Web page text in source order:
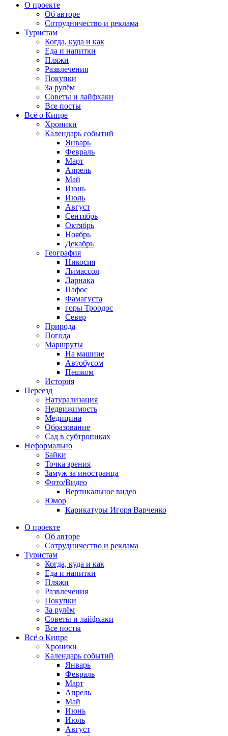
О проекте
Об авторе
Сотрудничество и реклама
Туристам
Когда, куда и как
Еда и напитки
Пляжи
Развлечения
Покупки
За рулём
Советы и лайфхаки
Все посты
Всё о Кипре
Хроники
Календарь событий
Январь
Февраль
Март
Апрель
Май
Июнь
Июль
Август
Сентябрь
Октябрь
Ноябрь
Декабрь
География
Никосия
Лимассол
Ларнака
Пафос
Фамагуста
горы Троодос
Север
Природа
Погода
Маршруты
На машине
Автобусом
Пешком
История
Переезд
Натурализация
Недвижимость
Медицина
Образование
Сад в субтропиках
Неформально
Байки
Точка зрения
Замуж за иностранца
Фото/Видео
Вертикальное видео
Юмор
Карикатуры Игоря Варченко
О проекте
Об авторе
Сотрудничество и реклама
Туристам
Когда, куда и как
Еда и напитки
Пляжи
Развлечения
Покупки
За рулём
Советы и лайфхаки
Все посты
Всё о Кипре
Хроники
Календарь событий
Январь
Февраль
Март
Апрель
Май
Июнь
Июль
Август